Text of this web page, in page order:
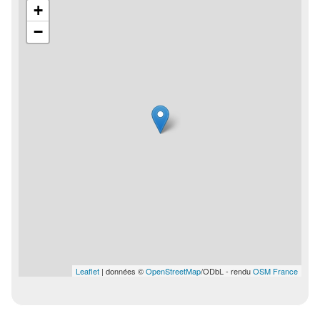
+
−
Leaflet | données ©OpenStreetMap/ODbL - renduOSM France